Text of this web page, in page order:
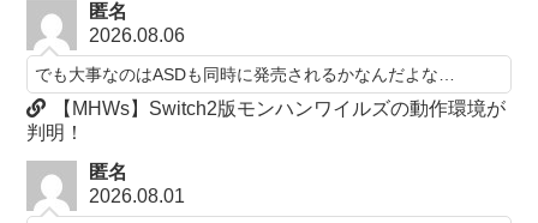
匿名
2026.08.06
でも大事なのはASDも同時に発売されるかなんだよな…
【MHWs】Switch2版モンハンワイルズの動作環境が
判明！
匿名
2026.08.01